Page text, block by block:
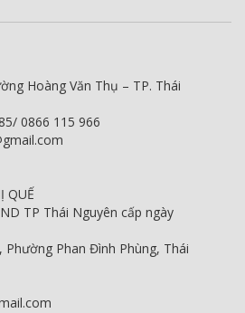
Hoàng Văn Thụ – TP. Thái
0866 115 966
QUẾ
TP Thái Nguyên cấp ngày
Phan Đình Phùng, Thái